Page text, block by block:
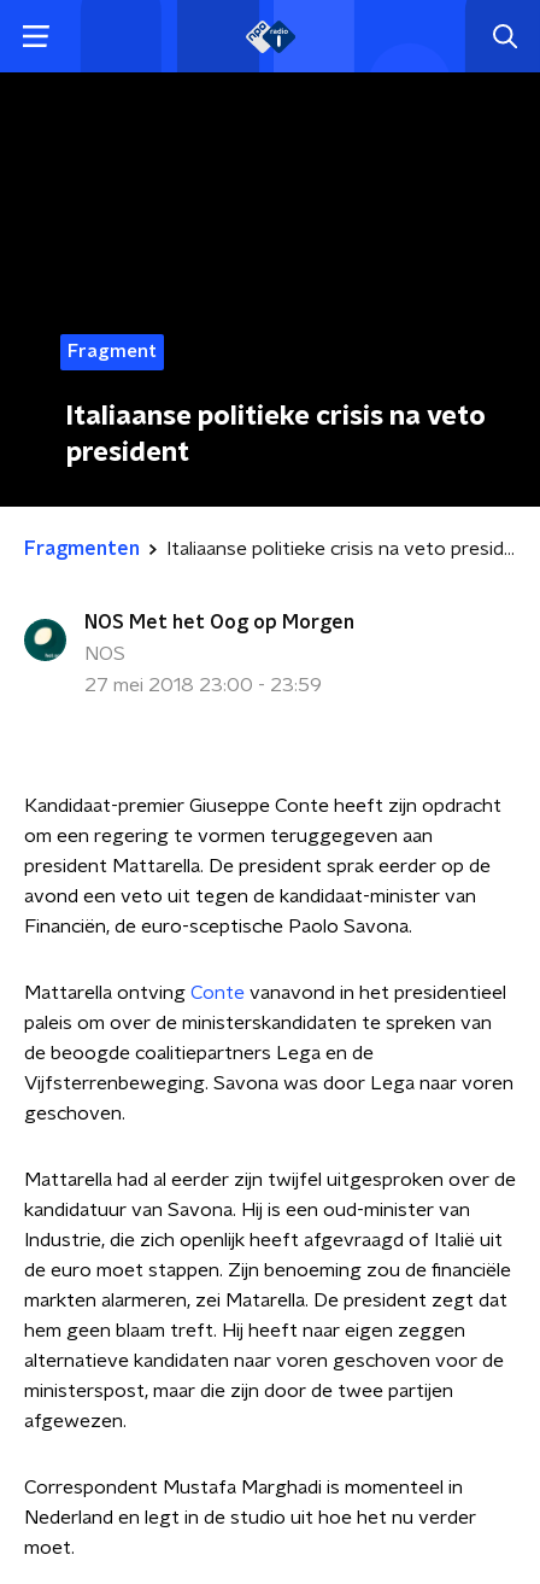
Fragment
Italiaanse politieke crisis na veto
president
Fragmenten Italiaanse politieke crisis na veto president
NOS Met het Oog op Morgen
NOS
27 mei 2018 23:00 - 23:59
Kandidaat-premier Giuseppe Conte heeft zijn opdracht
om een regering te vormen teruggegeven aan
president Mattarella. De president sprak eerder op de
avond een veto uit tegen de kandidaat-minister van
Financiën, de euro-sceptische Paolo Savona.
Mattarella ontving Conte vanavond in het presidentieel
paleis om over de ministerskandidaten te spreken van
de beoogde coalitiepartners Lega en de
Vijfsterrenbeweging. Savona was door Lega naar voren
geschoven.
Mattarella had al eerder zijn twijfel uitgesproken over de
kandidatuur van Savona. Hij is een oud-minister van
Industrie, die zich openlijk heeft afgevraagd of Italië uit
de euro moet stappen. Zijn benoeming zou de financiële
markten alarmeren, zei Matarella. De president zegt dat
hem geen blaam treft. Hij heeft naar eigen zeggen
alternatieve kandidaten naar voren geschoven voor de
ministerspost, maar die zijn door de twee partijen
afgewezen.
Correspondent Mustafa Marghadi is momenteel in
Nederland en legt in de studio uit hoe het nu verder
moet.